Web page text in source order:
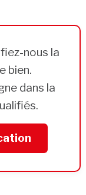
nous la
bien.
dans la